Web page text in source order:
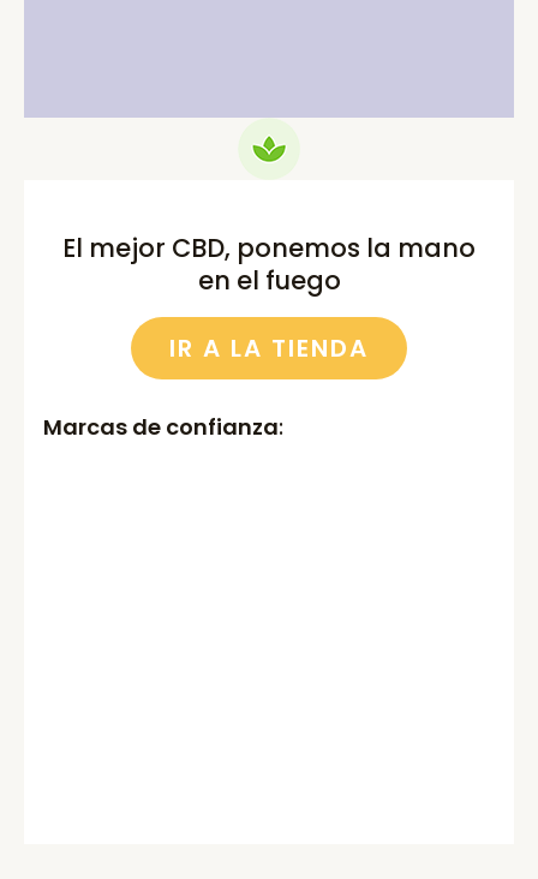
El mejor CBD, ponemos la mano
en el fuego
IR A LA TIENDA
Marcas de confianza: